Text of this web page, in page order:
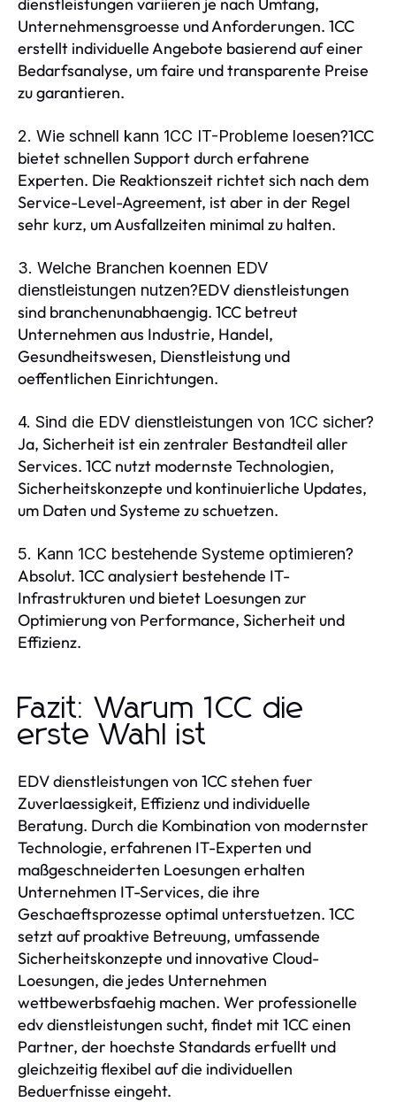
Unternehmensgroesse und Anforderungen. 1CC
erstellt individuelle Angebote basierend auf einer
Bedarfsanalyse, um faire und transparente Preise
zu garantieren.
2. Wie schnell kann 1CC IT-Probleme loesen?1CC
bietet schnellen Support durch erfahrene
Experten. Die Reaktionszeit richtet sich nach dem
Service-Level-Agreement, ist aber in der Regel
sehr kurz, um Ausfallzeiten minimal zu halten.
3. Welche Branchen koennen EDV
dienstleistungen nutzen?EDV dienstleistungen
sind branchenunabhaengig. 1CC betreut
Unternehmen aus Industrie, Handel,
Gesundheitswesen, Dienstleistung und
oeffentlichen Einrichtungen.
4. Sind die EDV dienstleistungen von 1CC sicher?
Ja, Sicherheit ist ein zentraler Bestandteil aller
Services. 1CC nutzt modernste Technologien,
Sicherheitskonzepte und kontinuierliche Updates,
um Daten und Systeme zu schuetzen.
5. Kann 1CC bestehende Systeme optimieren?
Absolut. 1CC analysiert bestehende IT-
Infrastrukturen und bietet Loesungen zur
Optimierung von Performance, Sicherheit und
Effizienz.
Fazit: Warum 1CC die
erste Wahl ist
EDV dienstleistungen von 1CC stehen fuer
Zuverlaessigkeit, Effizienz und individuelle
Beratung. Durch die Kombination von modernster
Technologie, erfahrenen IT-Experten und
maßgeschneiderten Loesungen erhalten
Unternehmen IT-Services, die ihre
Geschaeftsprozesse optimal unterstuetzen. 1CC
setzt auf proaktive Betreuung, umfassende
Sicherheitskonzepte und innovative Cloud-
Loesungen, die jedes Unternehmen
wettbewerbsfaehig machen. Wer professionelle
edv dienstleistungen sucht, findet mit 1CC einen
Partner, der hoechste Standards erfuellt und
gleichzeitig flexibel auf die individuellen
Beduerfnisse eingeht.